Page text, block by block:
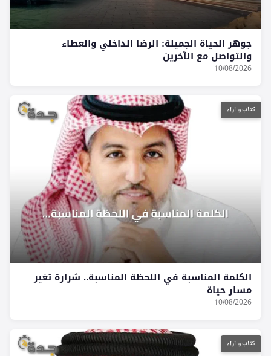
جوهر الحياة الجميلة: الرضا الداخلي والعطاء
والتواصل مع الآخرين
10/08/2026
كتاب و آراء
الكلمة المناسبة في اللحظة المناسبة.. شرارة تغير
مسار حياة
10/08/2026
كتاب و آراء